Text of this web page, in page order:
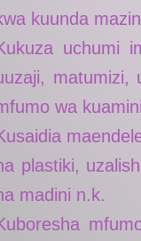
kuunda
uchumi
matumizi,
wa
plastiki,
madini n.k.